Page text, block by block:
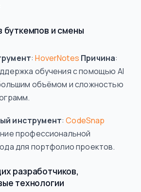
буткемпов и смены
:HoverNotes Причина:
обучения с помощью AI
объёмом и сложностью
инструмент:CodeSnap
профессиональной
для портфолио проектов.
разработчиков,
технологии